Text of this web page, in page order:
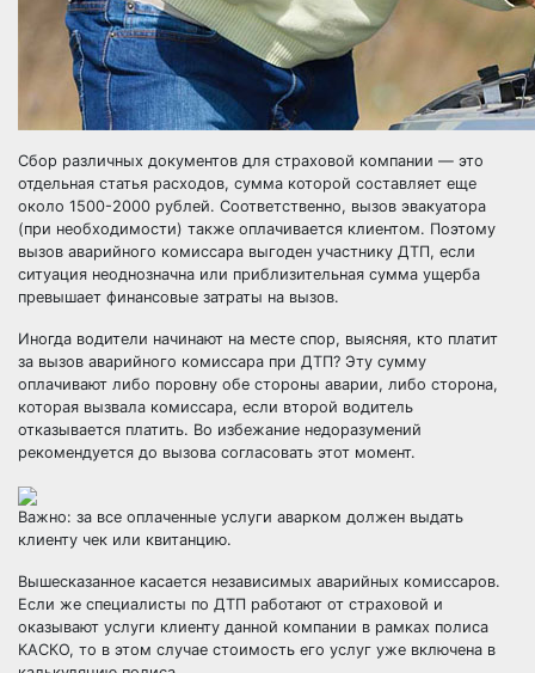
Сбор различных документов для страховой компании — это
отдельная статья расходов, сумма которой составляет еще
около 1500-2000 рублей. Соответственно, вызов эвакуатора
(при необходимости) также оплачивается клиентом. Поэтому
вызов аварийного комиссара выгоден участнику ДТП, если
ситуация неоднозначна или приблизительная сумма ущерба
превышает финансовые затраты на вызов.
Иногда водители начинают на месте спор, выясняя, кто платит
за вызов аварийного комиссара при ДТП? Эту сумму
оплачивают либо поровну обе стороны аварии, либо сторона,
которая вызвала комиссара, если второй водитель
отказывается платить. Во избежание недоразумений
рекомендуется до вызова согласовать этот момент.
Важно: за все оплаченные услуги аварком должен выдать
клиенту чек или квитанцию.
Вышесказанное касается независимых аварийных комиссаров.
Если же специалисты по ДТП работают от страховой и
оказывают услуги клиенту данной компании в рамках полиса
КАСКО, то в этом случае стоимость его услуг уже включена в